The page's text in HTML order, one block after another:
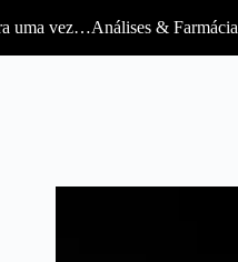
uma vez…Análises & Farmácia